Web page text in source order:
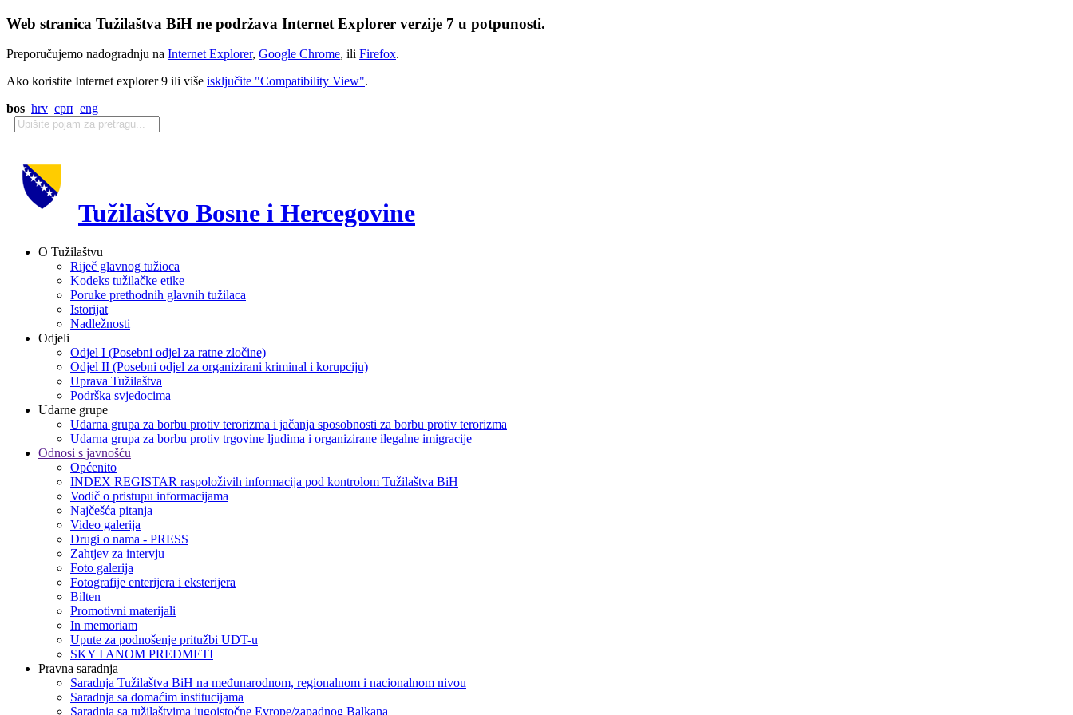
Web stranica Tužilaštva BiH ne podržava Internet Explorer verzije 7 u potpunosti.
Preporučujemo nadogradnju na Internet Explorer, Google Chrome, ili Firefox.
Ako koristite Internet explorer 9 ili više isključite "Compatibility View".
bos hrv срп eng
Tužilaštvo Bosne i Hercegovine
O Tužilaštvu
Riječ glavnog tužioca
Kodeks tužilačke etike
Poruke prethodnih glavnih tužilaca
Istorijat
Nadležnosti
Odjeli
Odjel I (Posebni odjel za ratne zločine)
Odjel II (Posebni odjel za organizirani kriminal i korupciju)
Uprava Tužilaštva
Podrška svjedocima
Udarne grupe
Udarna grupa za borbu protiv terorizma i jačanja sposobnosti za borbu protiv terorizma
Udarna grupa za borbu protiv trgovine ljudima i organizirane ilegalne imigracije
Odnosi s javnošću
Općenito
INDEX REGISTAR raspoloživih informacija pod kontrolom Tužilaštva BiH
Vodič o pristupu informacijama
Najčešća pitanja
Video galerija
Drugi o nama - PRESS
Zahtjev za intervju
Foto galerija
Fotografije enterijera i eksterijera
Bilten
Promotivni materijali
In memoriam
Upute za podnošenje pritužbi UDT-u
SKY I ANOM PREDMETI
Pravna saradnja
Saradnja Tužilaštva BiH na međunarodnom, regionalnom i nacionalnom nivou
Saradnja sa domaćim institucijama
Saradnja sa tužilaštvima jugoistočne Evrope/zapadnog Balkana